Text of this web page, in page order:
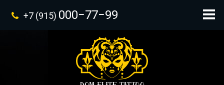
+7 (915) 000−77−99